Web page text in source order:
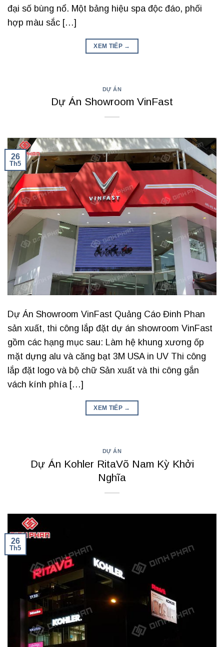
đại số bùng nổ. Một bảng hiệu spa độc đáo, phối
hợp màu sắc […]
XEM TIẾP →
DỰ ÁN
Dự Án Showroom VinFast
26
Th5
Dự Án Showroom VinFast Quảng Cáo Đinh Phan
sản xuất, thi công lắp đặt dự án showroom VinFast
gồm các hạng mục sau: Làm hệ khung xương ốp
mặt dựng alu và căng bạt 3M USA in UV Thi công
lắp đặt logo và bộ chữ Sản xuất và thi công gắn
vách kính phía […]
XEM TIẾP →
DỰ ÁN
Dự Án Kohler RitaVõ Nam Kỳ Khởi
Nghĩa
26
Th5